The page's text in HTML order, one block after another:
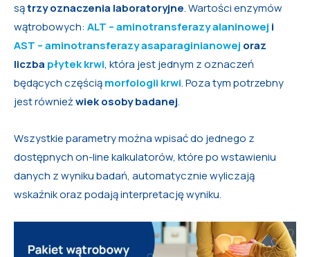
sątrzy oznaczenia laboratoryjne. Wartości enzymów
wątrobowych: ALT – aminotransferazy alaninowej i
AST – aminotransferazy asaparaginianowej oraz
liczba płytek krwi, która jest jednym z oznaczeń
będących częściąmorfologii krwi. Poza tym potrzebny
jest równieżwiek osoby badanej.
Wszystkie parametry można wpisać do jednego z
dostępnych on-line kalkulatorów, które po wstawieniu
danych z wyniku badań, automatycznie wyliczają
wskaźnik oraz podają interpretację wyniku.